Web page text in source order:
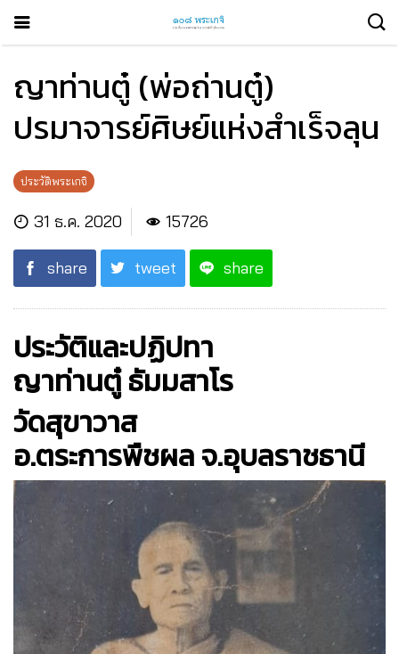
ญาท่านตู๋ (พ่อถ่านตู๋)
ปรมาจารย์ศิษย์แห่งสำเร็จลุน
ประวัติพระเกจิ
31 ธ.ค. 2020 15726
share tweet share
ประวัติและปฏิปทา
ญาท่านตู๋ ธัมมสาโร
วัดสุขาวาส
อ.ตระการพืชผล จ.อุบลราชธานี